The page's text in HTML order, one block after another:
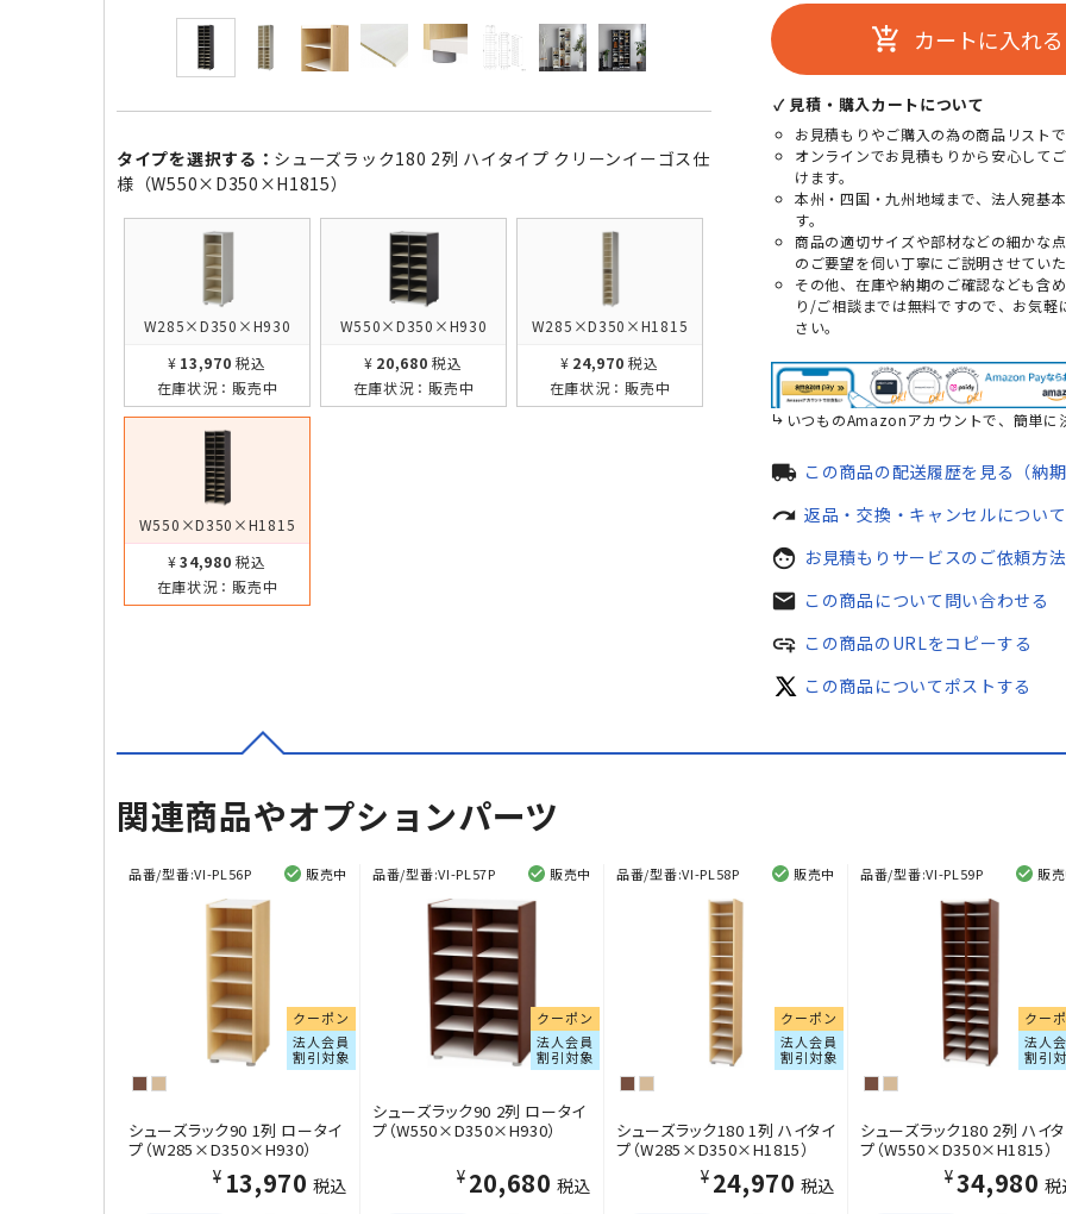
タイプを選択する： シューズラック180 2列 ハイタイプ クリーンイーゴス仕
様（W550×D350×H1815）
W285×D350×H930
¥13,970 税込
在庫状況： 販売中
W550×D350×H930
¥20,680 税込
在庫状況： 販売中
W285×D350×H1815
¥24,970 税込
在庫状況： 販売中
W550×D350×H1815
¥34,980 税込
在庫状況： 販売中
add_shopping_cart カートに入れる
✓ 見積・購入カートについて
お見積もりやご購入の為の商品リストで
オンラインでお見積もりから安心して
けます。
本州・四国・九州地域まで、法人宛基
す。
商品の適切サイズや部材などの細かな
のご要望を伺い丁寧にご説明させていた
その他、在庫や納期のご確認なども含
り/ご相談までは無料ですので、お気軽
さい。
いつものAmazonアカウントで、簡単に
local_shipping この商品の配送履歴を見る（納期
redo 返品・交換・キャンセルについて
face お見積もりサービスのご依頼方法
mail この商品について問い合わせる
add_link この商品のURLをコピーする
この商品についてポストする
関連商品やオプションパーツ
品番/型番:VI-PL56P 販売中
クーポン
法人会員
割引対象
シューズラック90 1列 ロータイ
プ（W285×D350×H930）
¥13,970 税込
品番/型番:VI-PL57P 販売中
クーポン
法人会員
割引対象
シューズラック90 2列 ロータイ
プ（W550×D350×H930）
¥20,680 税込
品番/型番:VI-PL58P 販売中
クーポン
法人会員
割引対象
シューズラック180 1列 ハイタイ
プ（W285×D350×H1815）
¥24,970 税込
品番/型番:VI-PL59P 販
クー
法人
割引
シューズラック180 2列 ハイ
プ（W550×D350×H1815）
¥34,980 税